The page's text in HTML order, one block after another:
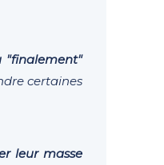
"finalement"
certaines
leur masse